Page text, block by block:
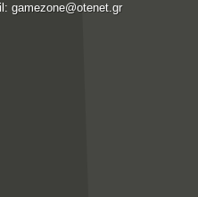
gamezone@otenet.gr